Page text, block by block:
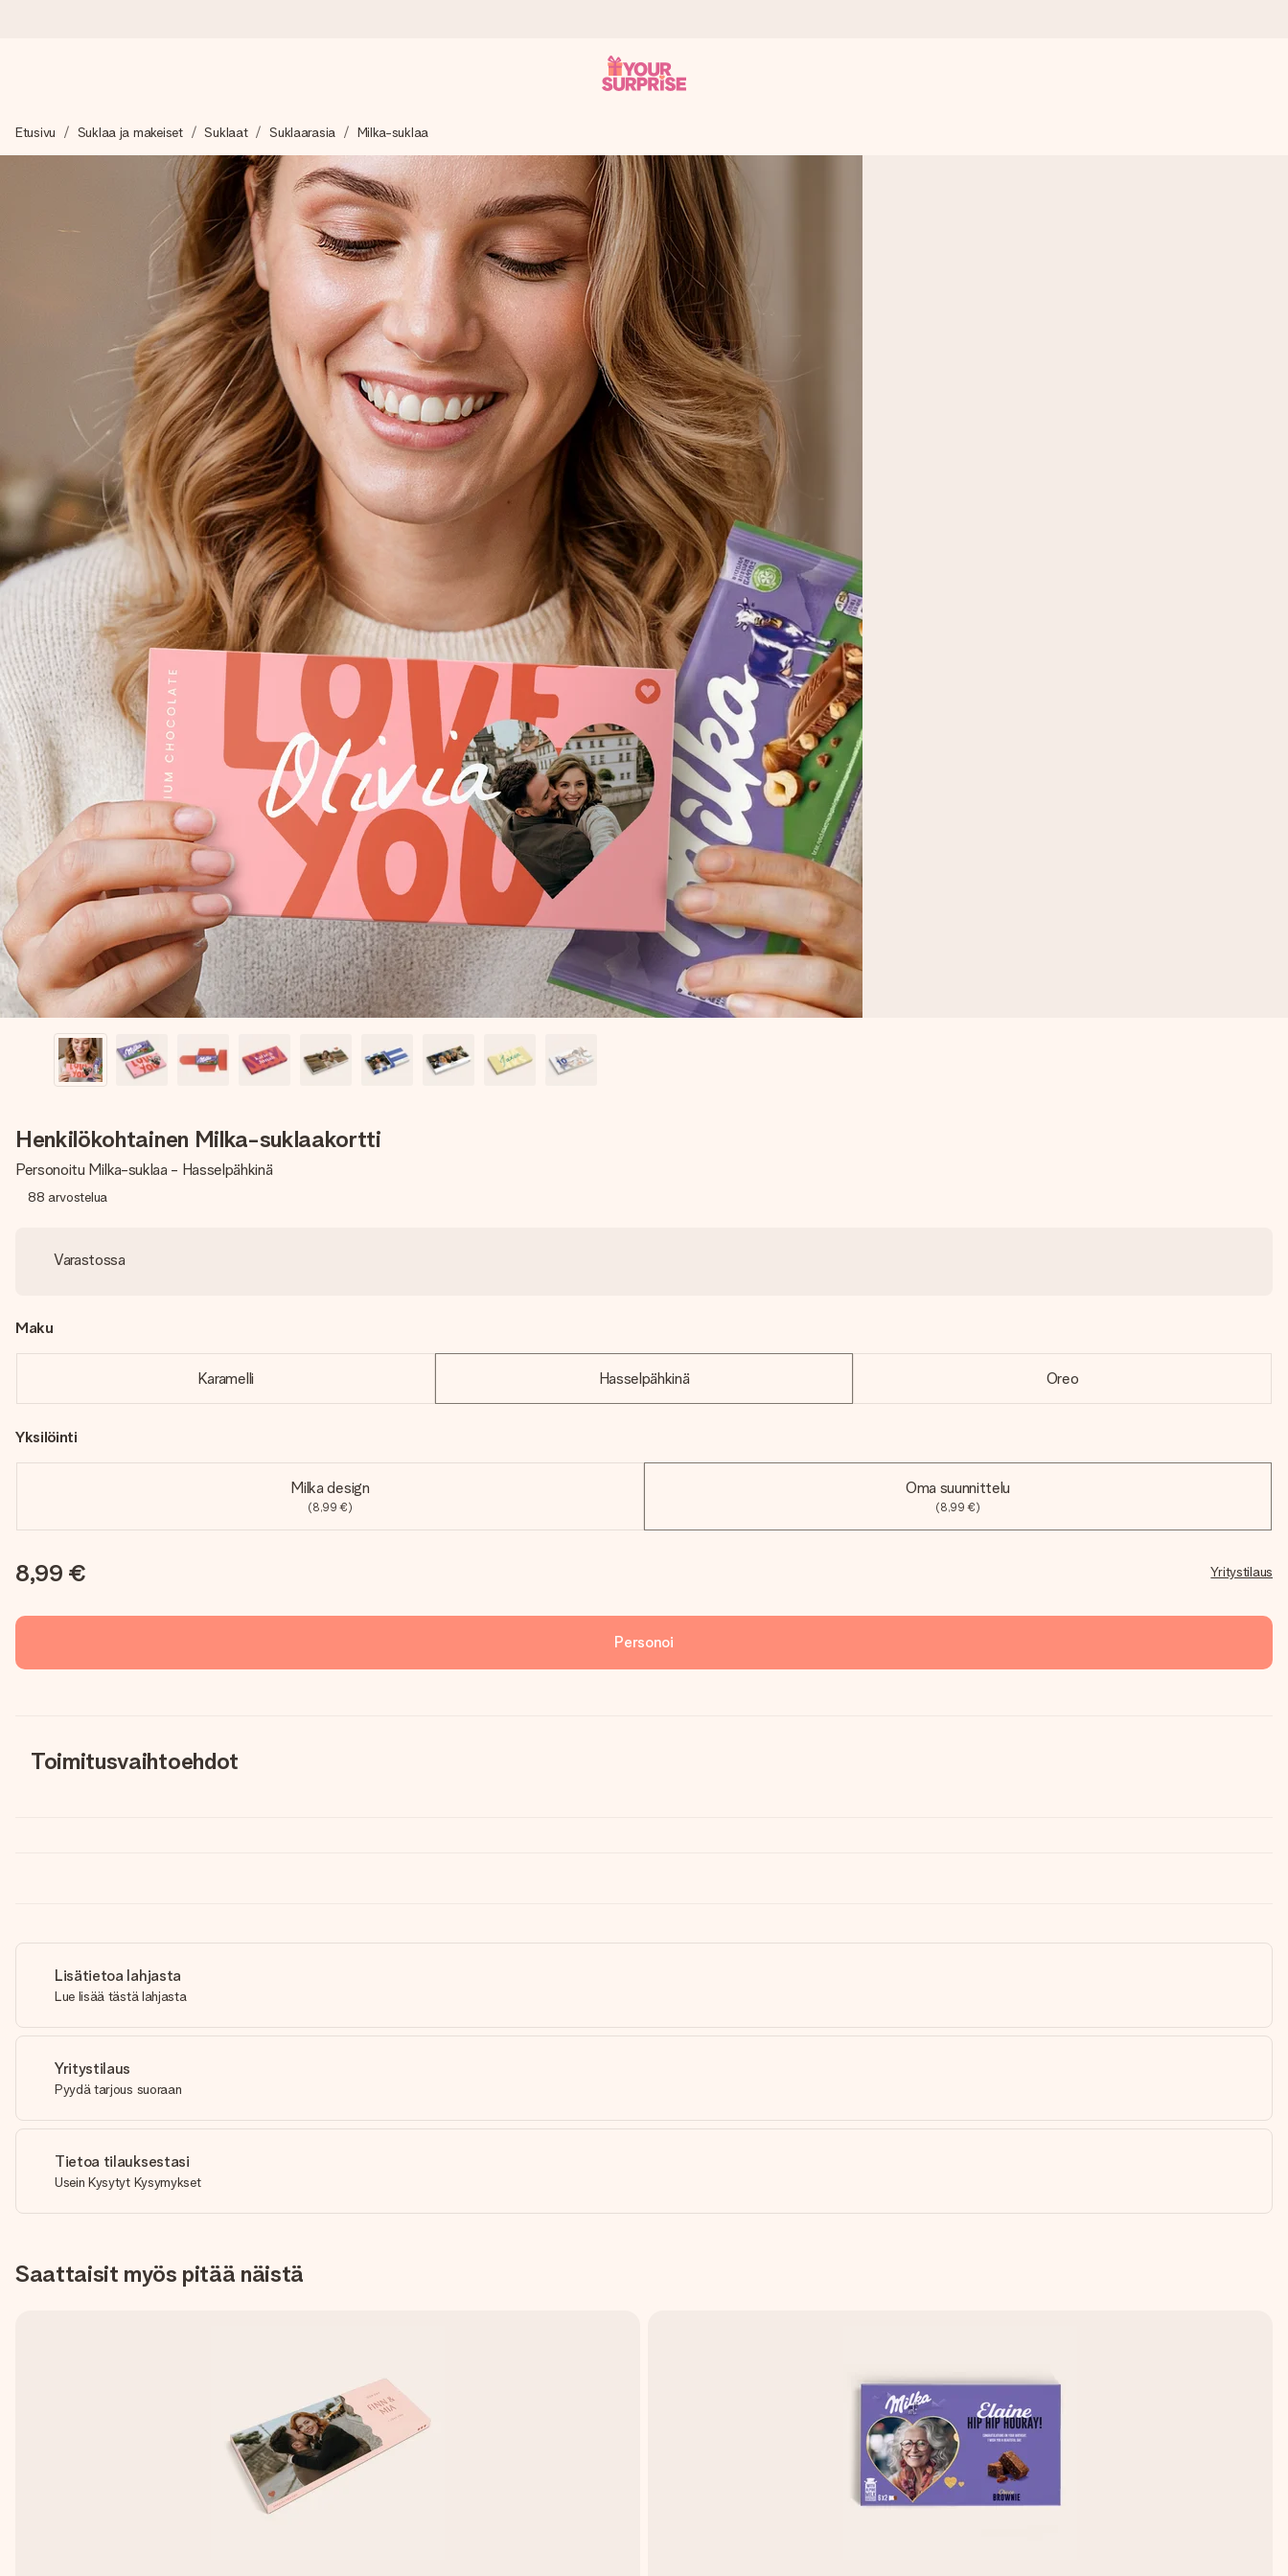
Valmistamme lahjasi huolella ja lähetämme sen hetkessä, jotta voit antaa sen juuri oikeaan aikaan, kun sillä on eniten
merkitystä.
4,8 (+15 000 arvostelun perusteella)
Lahjamme inspiroivat. Asiakkaiden arvosana on 4,8 Google Reviewsissä.
Ilmainen tervehdyskortti
Tilaa tänään – personoitu lahja valmistuu ja lähtee matkaan nopeammin kuin ehdit sanoa “yllätys!”
Etusivu Suklaa ja makeiset Suklaat Suklaarasia Milka-suklaa
Henkilökohtainen Milka-suklaakortti
Personoitu Milka-suklaa - Hasselpähkinä
88 arvostelua
Varastossa
Maku
Karamelli Hasselpähkinä Oreo
Yksilöinti
Milka design
(8,99 €)
Oma suunnittelu
(8,99 €)
8,99 € Yritystilaus
Personoi
Toimitusvaihtoehdot
Lisätietoa lahjasta
Lue lisää tästä lahjasta
Yritystilaus
Pyydä tarjous suoraan
Tietoa tilauksestasi
Usein Kysytyt Kysymykset
Saattaisit myös pitää näistä